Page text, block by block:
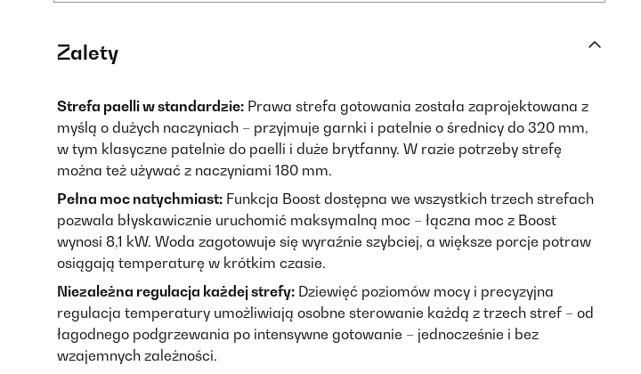
Zalety
Strefa paelli w standardzie: Prawa strefa gotowania została zaprojektowana z
myślą o dużych naczyniach – przyjmuje garnki i patelnie o średnicy do 320 mm,
w tym klasyczne patelnie do paelli i duże brytfanny. W razie potrzeby strefę
można też używać z naczyniami 180 mm.
Pełna moc natychmiast: Funkcja Boost dostępna we wszystkich trzech strefach
pozwala błyskawicznie uruchomić maksymalną moc – łączna moc z Boost
wynosi 8,1 kW. Woda zagotowuje się wyraźnie szybciej, a większe porcje potraw
osiągają temperaturę w krótkim czasie.
Niezależna regulacja każdej strefy: Dziewięć poziomów mocy i precyzyjna
regulacja temperatury umożliwiają osobne sterowanie każdą z trzech stref – od
łagodnego podgrzewania po intensywne gotowanie – jednocześnie i bez
wzajemnych zależności.